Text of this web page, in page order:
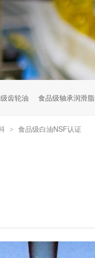
齿轮油 食品级轴承润滑脂
> 食品级白油NSF认证